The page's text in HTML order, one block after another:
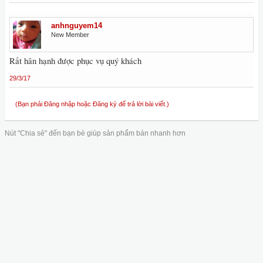
anhnguyem14
New Member
Rất hân hạnh được phục vụ quý khách
29/3/17
(Bạn phải Đăng nhập hoặc Đăng ký để trả lời bài viết.)
Nút "Chia sẻ" đến bạn bè giúp sản phẩm bán nhanh hơn